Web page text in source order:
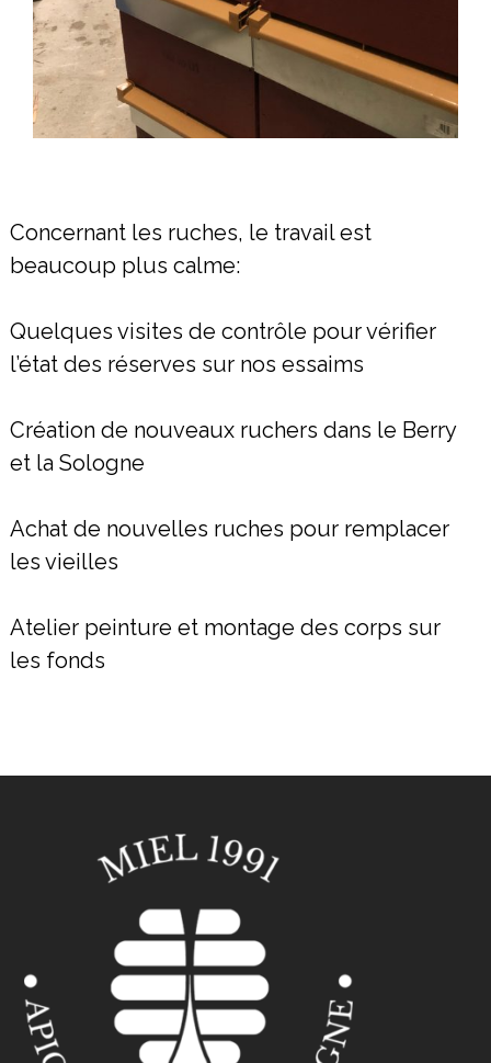
Concernant les ruches, le travail est
beaucoup plus calme:
Quelques visites de contrôle pour vérifier
l’état des réserves sur nos essaims
Création de nouveaux ruchers dans le Berry
et la Sologne
Achat de nouvelles ruches pour remplacer
les vieilles
Atelier peinture et montage des corps sur
les fonds